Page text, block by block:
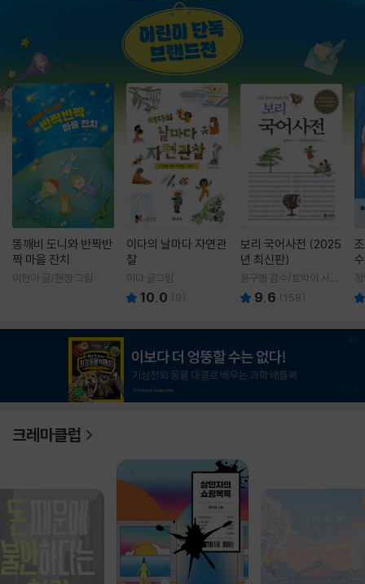
똥깨비 도니와 반짝반
짝 마을 잔치
이현아 글/핸짱 그림
이다의 날마다 자연관
찰
이다 글그림
10.0 (9)
보리 국어사전 (2025
년 최신판)
윤구병 감수/토박이 사전
편찬실 편
9.6 (158)
크레마클럽